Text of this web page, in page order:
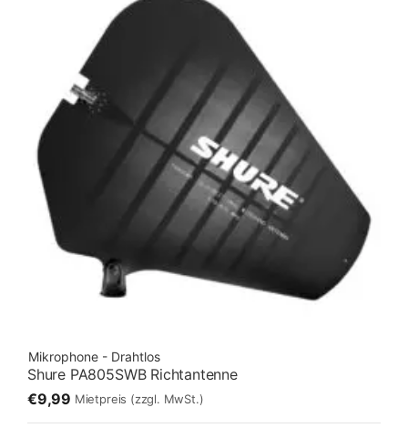
Mikrophone - Drahtlos
Shure PA805SWB Richtantenne
€9,99 Mietpreis (zzgl. MwSt.)